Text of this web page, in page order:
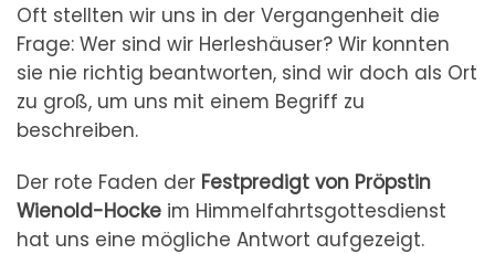
Oft stellten wir uns in der Vergangenheit die
Frage: Wer sind wir Herleshäuser? Wir konnten
sie nie richtig beantworten, sind wir doch als Ort
zu groß, um uns mit einem Begriff zu
beschreiben.
Der rote Faden der Festpredigt von Pröpstin
Wienold-Hocke im Himmelfahrtsgottesdienst
hat uns eine mögliche Antwort aufgezeigt.